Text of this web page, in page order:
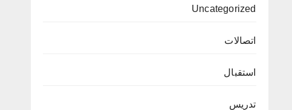
Uncategorized
اتصالات
استقبال
تدريس